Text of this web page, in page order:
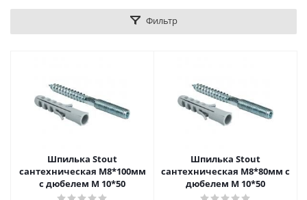
Фильтр
Шпилька Stout
сантехническая М8*100мм
с дюбелем М 10*50
Шпилька Stout
сантехническая М8*80мм с
дюбелем М 10*50